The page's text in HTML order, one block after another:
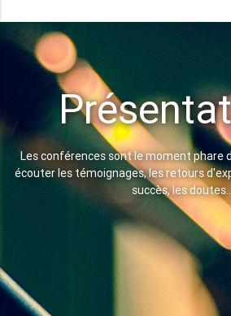
Les conférences sont le moment phare
écouter les témoignages, les retours
succès, les